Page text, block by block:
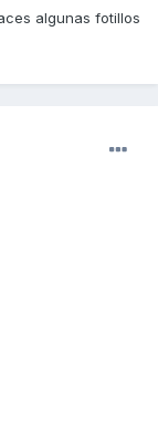
algunas fotillos